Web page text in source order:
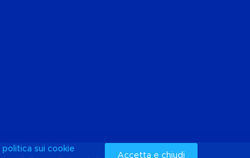
politica sui cookie
Accetta e chiudi